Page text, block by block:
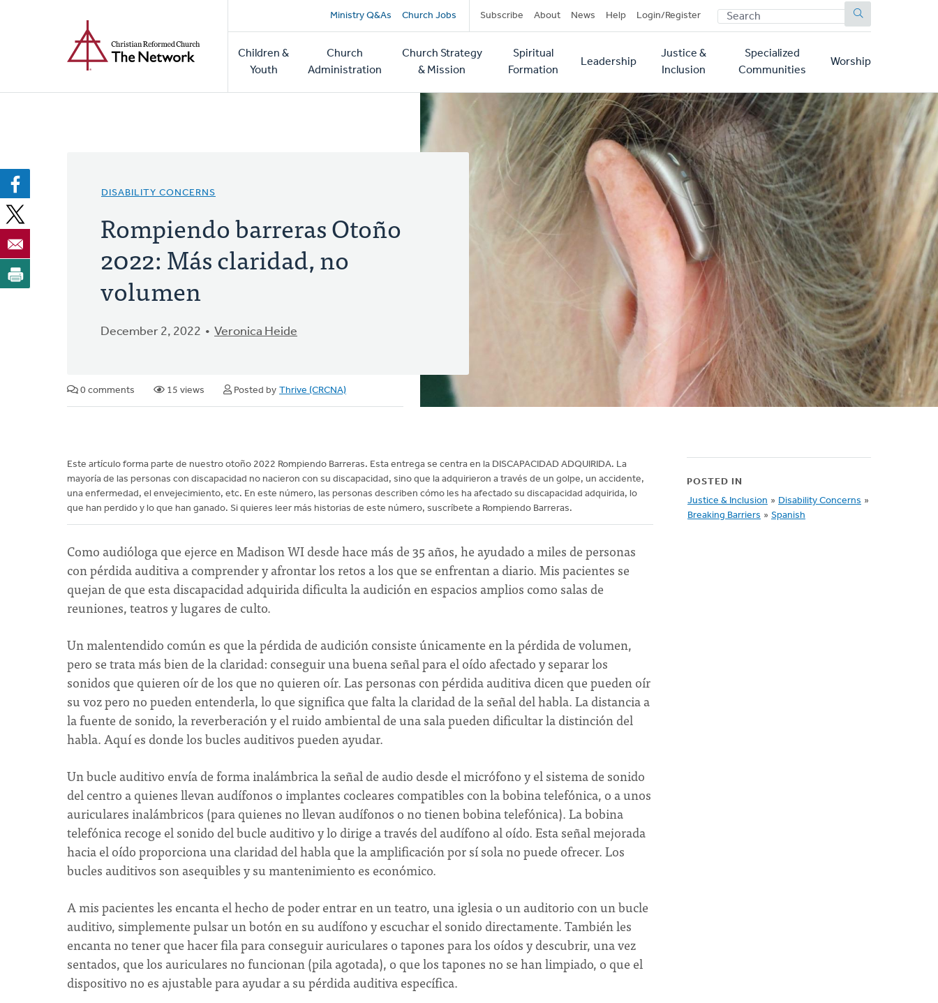
Secondary
navigation
Ministry Q&As Church Jobs Subscribe About News Help Login/Register SEARCH
Main
navigation
Children &
Youth
Church
Administration
Church Strategy
& Mission
Spiritual
Formation
Leadership
Justice &
Inclusion
Specialized
Communities
Worship
DISABILITY CONCERNS
Rompiendo barreras Otoño
2022: Más claridad, no
volumen
December 2, 2022 Veronica Heide
0 comments 15 views Posted by Thrive (CRCNA)
Este artículo forma parte de nuestro otoño 2022 Rompiendo Barreras. Esta entrega se centra en la DISCAPACIDAD ADQUIRIDA. La
mayoría de las personas con discapacidad no nacieron con su discapacidad, sino que la adquirieron a través de un golpe, un accidente,
una enfermedad, el envejecimiento, etc. En este número, las personas describen cómo les ha afectado su discapacidad adquirida, lo
que han perdido y lo que han ganado. Si quieres leer más historias de este número, suscríbete a Rompiendo Barreras.
Como audióloga que ejerce en Madison WI desde hace más de 35 años, he ayudado a miles de personas
con pérdida auditiva a comprender y afrontar los retos a los que se enfrentan a diario. Mis pacientes se
quejan de que esta discapacidad adquirida dificulta la audición en espacios amplios como salas de
reuniones, teatros y lugares de culto.
Un malentendido común es que la pérdida de audición consiste únicamente en la pérdida de volumen,
pero se trata más bien de la claridad: conseguir una buena señal para el oído afectado y separar los
sonidos que quieren oír de los que no quieren oír. Las personas con pérdida auditiva dicen que pueden oír
su voz pero no pueden entenderla, lo que significa que falta la claridad de la señal del habla. La distancia a
la fuente de sonido, la reverberación y el ruido ambiental de una sala pueden dificultar la distinción del
habla. Aquí es donde los bucles auditivos pueden ayudar.
Un bucle auditivo envía de forma inalámbrica la señal de audio desde el micrófono y el sistema de sonido
del centro a quienes llevan audífonos o implantes cocleares compatibles con la bobina telefónica, o a unos
auriculares inalámbricos (para quienes no llevan audífonos o no tienen bobina telefónica). La bobina
telefónica recoge el sonido del bucle auditivo y lo dirige a través del audífono al oído. Esta señal mejorada
hacia el oído proporciona una claridad del habla que la amplificación por sí sola no puede ofrecer. Los
bucles auditivos son asequibles y su mantenimiento es económico.
A mis pacientes les encanta el hecho de poder entrar en un teatro, una iglesia o un auditorio con un bucle
auditivo, simplemente pulsar un botón en su audífono y escuchar el sonido directamente. También les
encanta no tener que hacer fila para conseguir auriculares o tapones para los oídos y descubrir, una vez
sentados, que los auriculares no funcionan (pila agotada), o que los tapones no se han limpiado, o que el
dispositivo no es ajustable para ayudar a su pérdida auditiva específica.
POSTED IN
Justice & Inclusion » Disability Concerns »
Breaking Barriers » Spanish